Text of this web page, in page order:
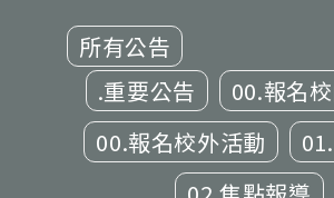
所有公告
.重要公告
00.報名
00.報名校外活動